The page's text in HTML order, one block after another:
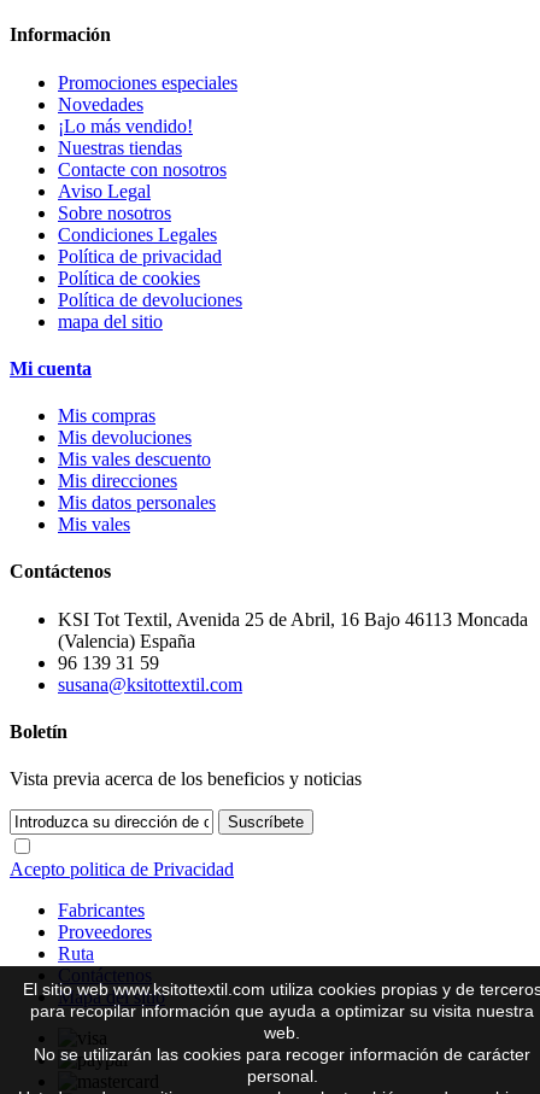
Información
Promociones especiales
Novedades
¡Lo más vendido!
Nuestras tiendas
Contacte con nosotros
Aviso Legal
Sobre nosotros
Condiciones Legales
Política de privacidad
Política de cookies
Política de devoluciones
mapa del sitio
Mi cuenta
Mis compras
Mis devoluciones
Mis vales descuento
Mis direcciones
Mis datos personales
Mis vales
Contáctenos
KSI Tot Textil, Avenida 25 de Abril, 16 Bajo 46113 Moncada
(Valencia) España
96 139 31 59
susana@ksitottextil.com
El sitio web www.ksitottextil.com utiliza cookies propias y de
para recopilar información que ayuda a optimizar su visita nuestra
web.
No se utilizarán las cookies para recoger información de carácter
personal.
Boletín
Vista previa acerca de los beneficios y noticias
Suscríbete
Acepto politica de Privacidad
Fabricantes
Proveedores
Ruta
Contáctenos
Mapa del sitio